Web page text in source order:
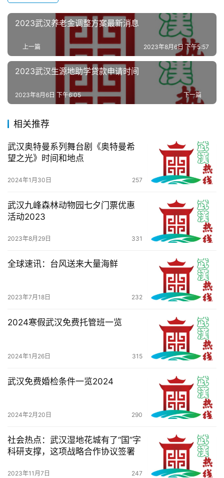
2023武汉养老金调整方案最新消息
上一篇 2023年8月6日 下午5:57
2023武汉生源地助学贷款申请时间
下一篇
2023年8月6日 下午6:05
相关推荐
武汉奥特曼系列舞台剧《奥特曼希
望之光》时间和地点
2024年1月30日 257
武汉九峰森林动物园七夕门票优惠
活动2023
2023年8月29日 331
全球速讯：台风送来大量海鲜
2023年7月18日 232
2024寒假武汉免费托管班一览
2024年1月26日 315
武汉免费婚检条件一览2024
2024年2月20日 290
社会热点：武汉湿地花城有了“国”字
科研支撑，这项战略合作协议签署
2023年11月7日 247